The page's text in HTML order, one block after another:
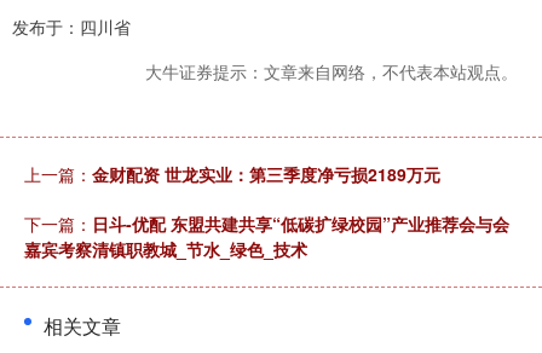
发布于：四川省
大牛证券提示：文章来自网络，不代表本站观点。
上一篇： 金财配资 世龙实业：第三季度净亏损2189万元
下一篇： 日斗-优配 东盟共建共享“低碳扩绿校园”产业推荐会与会
嘉宾考察清镇职教城_节水_绿色_技术
相关文章